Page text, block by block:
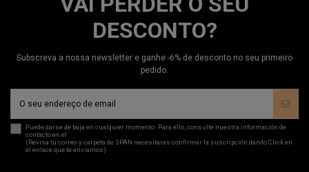
DESCONTO?
Subscreva a nossa newsletter e ganhe -6% de desconto no seu primeiro
pedido.
Puede darse de baja en cualquier momento. Para ello, consulte nuestra información de
contacto en el
(Revisa tu correo y carpeta de SPAN necesitaras confirmar la suscripción dando Click en
el enlace que te enviamos)